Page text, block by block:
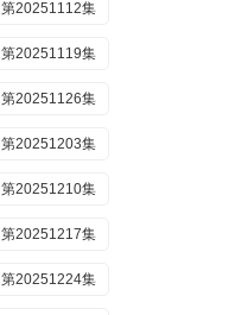
第20251112集
第20251119集
第20251126集
第20251203集
第20251210集
第20251217集
第20251224集